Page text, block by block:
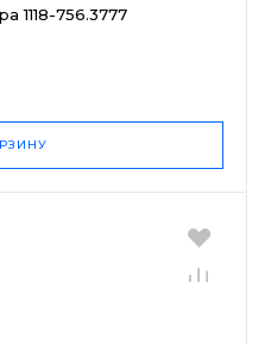
1118-756.3777